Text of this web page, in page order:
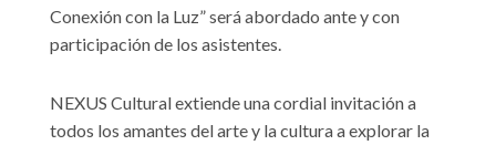
Conexión con la Luz” será abordado ante y con
participación de los asistentes.
NEXUS Cultural extiende una cordial invitación a
todos los amantes del arte y la cultura a explorar la